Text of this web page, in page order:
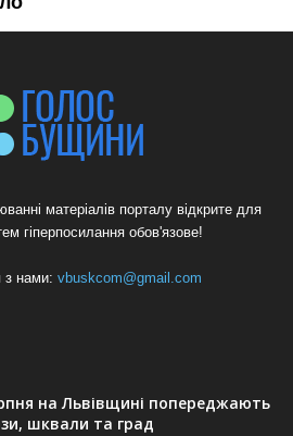
матеріалів порталу відкрите для
гіперпосилання обов'язове!
з нами: vbuskcom@gmail.com
на Львівщині попереджають
шквали та град